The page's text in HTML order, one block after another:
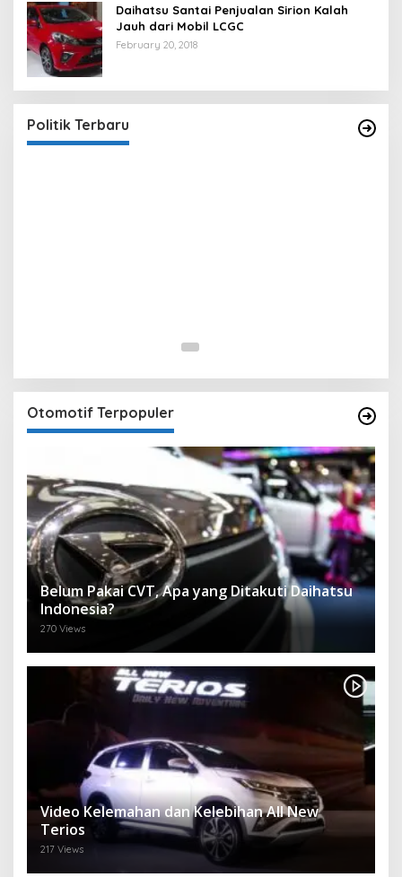
Daihatsu Santai Penjualan Sirion Kalah
Jauh dari Mobil LCGC
February 20, 2018
Politik Terbaru
Strategi PPP Menangkan Duet Ganjar dan Gus
Yasin
In Berita, Politik |
Otomotif Terpopuler
Belum Pakai CVT, Apa yang Ditakuti Daihatsu
Indonesia?
270 Views
Video Kelemahan dan Kelebihan All New
Terios
217 Views